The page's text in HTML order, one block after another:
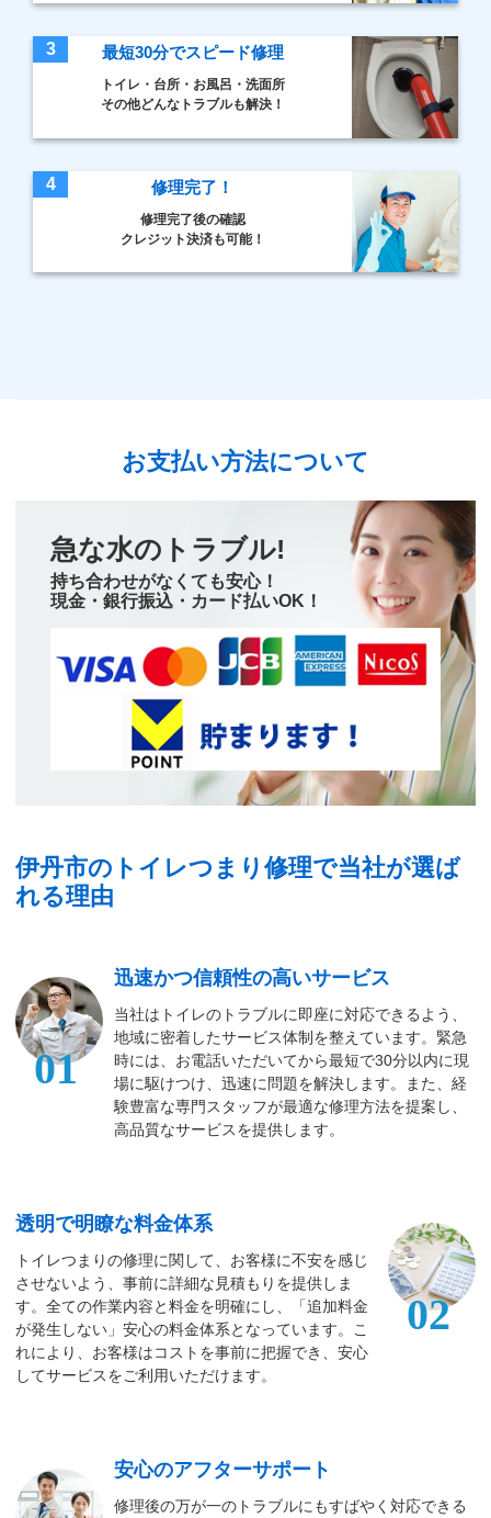
3 最短30分でスピード修理
トイレ・台所・お風呂・洗面所
その他どんなトラブルも解決！
4 修理完了！
修理完了後の確認
クレジット決済も可能！
お支払い方法について
急な水のトラブル!
持ち合わせがなくても安心！
現金・銀行振込・カード払いOK！
伊丹市のトイレつまり修理で当社が選ば
れる理由
01
迅速かつ信頼性の高いサービス
当社はトイレのトラブルに即座に対応できるよう、
地域に密着したサービス体制を整えています。緊急
時には、お電話いただいてから最短で30分以内に現
場に駆けつけ、迅速に問題を解決します。また、経
験豊富な専門スタッフが最適な修理方法を提案し、
高品質なサービスを提供します。
02
透明で明瞭な料金体系
トイレつまりの修理に関して、お客様に不安を感じ
させないよう、事前に詳細な見積もりを提供しま
す。全ての作業内容と料金を明確にし、「追加料金
が発生しない」安心の料金体系となっています。こ
れにより、お客様はコストを事前に把握でき、安心
してサービスをご利用いただけます。
安心のアフターサポート
修理後の万が一のトラブルにもすばやく対応できる